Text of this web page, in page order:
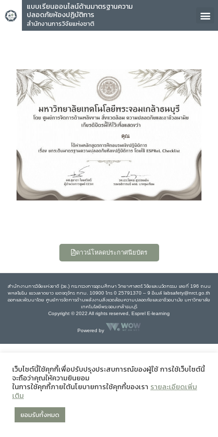
แบบเรียนออนไลน์ด้านมาตรฐานความ
ปลอดภัยห้องปฏิบัติการ
สำนักงานการวิจัยแห่งชาติ
คุณ
ดาวน์โหลดประกาศนียบัตร
สำนักงานการวิจัยแห่งชาติ (วช.) กระทรวงการอุดมศึกษา วิทยาศาสตร์ วิจัยและนวัตกรรม เลขที่ 196 ถนน
พหลโยธิน แขวงลาดยาว เขตจตุจักร กทม. 10900 โทร 0 25791370 – 9 อีเมล์ labsafety@nrct.go.th
ออกและพัฒนาโดย ศูนย์การจัดการด้านพลังงานสิ่งแวดล้อมความปลอดภัยและอาชีวอนามัย มหาวิทยาลัย
เทคโนโลยีพระจอมเกล้าธนบุรี
Copyright © 2022 All rights reserved, Esprel E-learning
Powered by
เว็บไซต์นี้ใช้คุกกี้เพื่อปรับปรุงประสบการณ์ของผู้ใช้ การใช้เว็บไซต์นี้
จะถือว่าคุณให้ความยินยอม
ในการใช้คุกกี้ภายใต้นโยบายการใช้คุกกี้ของเรา รายละเอียดเพิ่ม
เติม
ยอมรับทั้งหมด